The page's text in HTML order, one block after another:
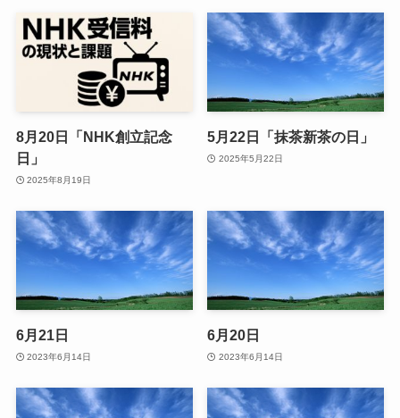
8月20日「NHK創立記念
日」
2025年8月19日
5月22日「抹茶新茶の日」
2025年5月22日
6月21日
2023年6月14日
6月20日
2023年6月14日